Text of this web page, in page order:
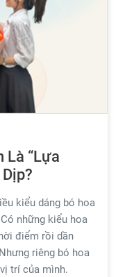
Là “Lựa
kiểu dáng bó hoa
những kiểu hoa
điểm rồi dần
riêng bó hoa
trí của mình.